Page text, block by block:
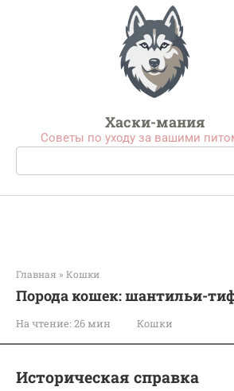
Хаски-мания
Советы по уходу за вашими
Поиск:
Главная » Кошки
Порода кошек: шантильи-
На чтение: 26 мин Кошки
Историческая справка